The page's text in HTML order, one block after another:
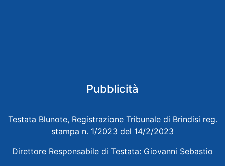
Pubblicità
Testata Blunote, Registrazione Tribunale di Brindisi reg.
stampa n. 1/2023 del 14/2/2023
Direttore Responsabile di Testata: Giovanni Sebastio